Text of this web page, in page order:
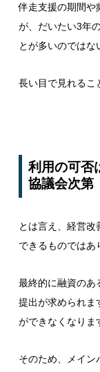
伴走支援の期間や
が、だいたい3年
とが多いのではな
長い目で見れるこ
利用の可否
協議会次第
とは言え、経営
できるものではあ
最終的に融資のあ
提出が求められま
ができなくなりま
そのため、メイン